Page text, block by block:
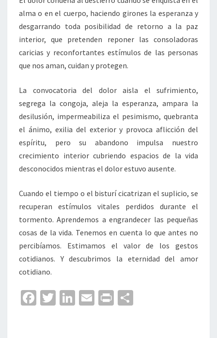
alma o en el cuerpo, haciendo girones la esperanza y
desgarrando toda posibilidad de retorno a la paz
interior, que pretenden reponer las consoladoras
caricias y reconfortantes estímulos de las personas
que nos aman, cuidan y protegen.
La convocatoria del dolor aisla el sufrimiento,
segrega la congoja, aleja la esperanza, ampara la
desilusión, impermeabiliza el pesimismo, quebranta
el ánimo, exilia del exterior y provoca aflicción del
espíritu, pero su abandono impulsa nuestro
crecimiento interior cubriendo espacios de la vida
desconocidos mientras el dolor estuvo ausente.
Cuando el tiempo o el bisturí cicatrizan el suplicio, se
recuperan estímulos vitales perdidos durante el
tormento. Aprendemos a engrandecer las pequeñas
cosas de la vida. Tenemos en cuenta lo que antes no
percibíamos. Estimamos el valor de los gestos
cotidianos. Y descubrimos la eternidad del amor
cotidiano.
Fa T
Li
E
Pr